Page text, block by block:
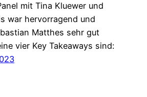
mit Tina Kluewer und
war hervorragend und
Matthes sehr gut
vier Key Takeaways sind: